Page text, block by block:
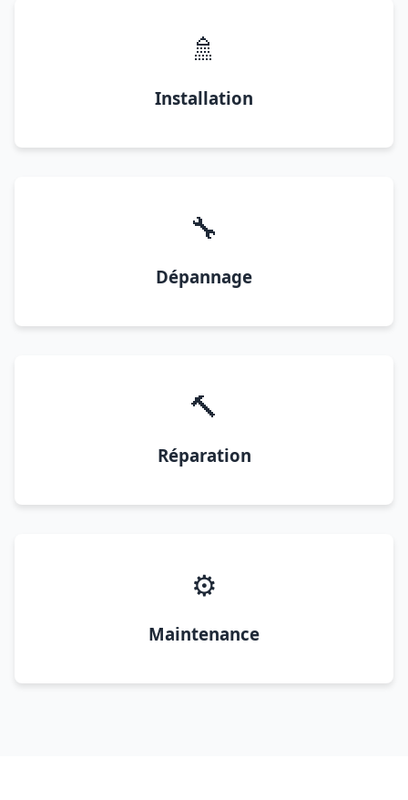
🚿
Installation
🔧
Dépannage
🔨
Réparation
⚙️
Maintenance